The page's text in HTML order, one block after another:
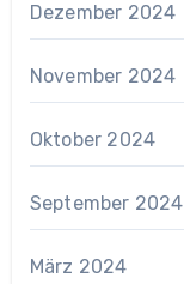
Dezember 2024
November 2024
Oktober 2024
September 2024
März 2024